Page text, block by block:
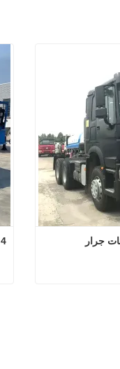
4 محور Lowboy نصف مقطورة